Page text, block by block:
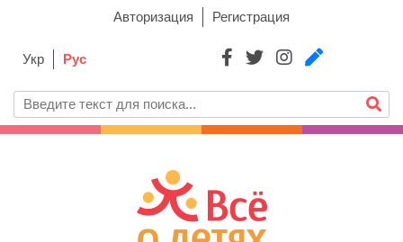
Авторизация Регистрация
Укр Рус